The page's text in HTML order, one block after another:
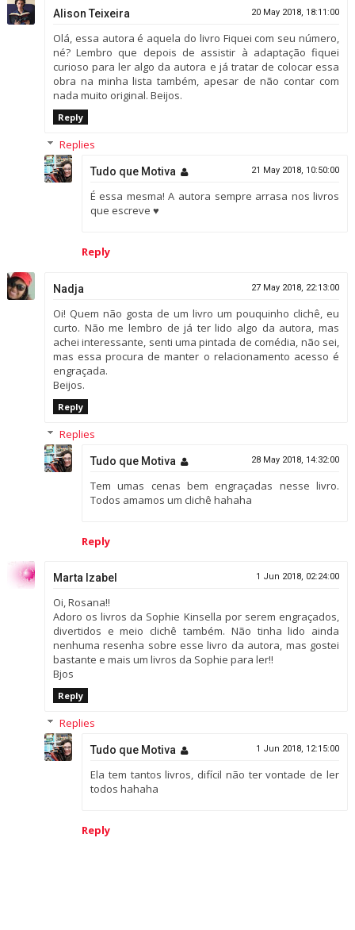
Alison Teixeira 20 May 2018, 18:11:00
Olá, essa autora é aquela do livro Fiquei com seu número,
né? Lembro que depois de assistir à adaptação fiquei
curioso para ler algo da autora e já tratar de colocar essa
obra na minha lista também, apesar de não contar com
nada muito original. Beijos.
Reply
Replies
Tudo que Motiva 21 May 2018, 10:50:00
É essa mesma! A autora sempre arrasa nos livros
que escreve ♥
Reply
Nadja 27 May 2018, 22:13:00
Oi! Quem não gosta de um livro um pouquinho clichê, eu
curto. Não me lembro de já ter lido algo da autora, mas
achei interessante, senti uma pintada de comédia, não sei,
mas essa procura de manter o relacionamento acesso é
engraçada.
Beijos.
Reply
Replies
Tudo que Motiva 28 May 2018, 14:32:00
Tem umas cenas bem engraçadas nesse livro.
Todos amamos um clichê hahaha
Reply
Marta Izabel 1 Jun 2018, 02:24:00
Oi, Rosana!!
Adoro os livros da Sophie Kinsella por serem engraçados,
divertidos e meio clichê também. Não tinha lido ainda
nenhuma resenha sobre esse livro da autora, mas gostei
bastante e mais um livros da Sophie para ler!!
Bjos
Reply
Replies
Tudo que Motiva 1 Jun 2018, 12:15:00
Ela tem tantos livros, difícil não ter vontade de ler
todos hahaha
Reply